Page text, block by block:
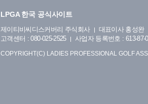
LPGA 한국 공식사이트
제이티비씨디스커버리 주식회사
대표이사 홍성완
고객센터 : 080-025-2525
사업자 등록번호 : 613-87-
COPYRIGHT(C) LADIES PROFESSIONAL GOLF